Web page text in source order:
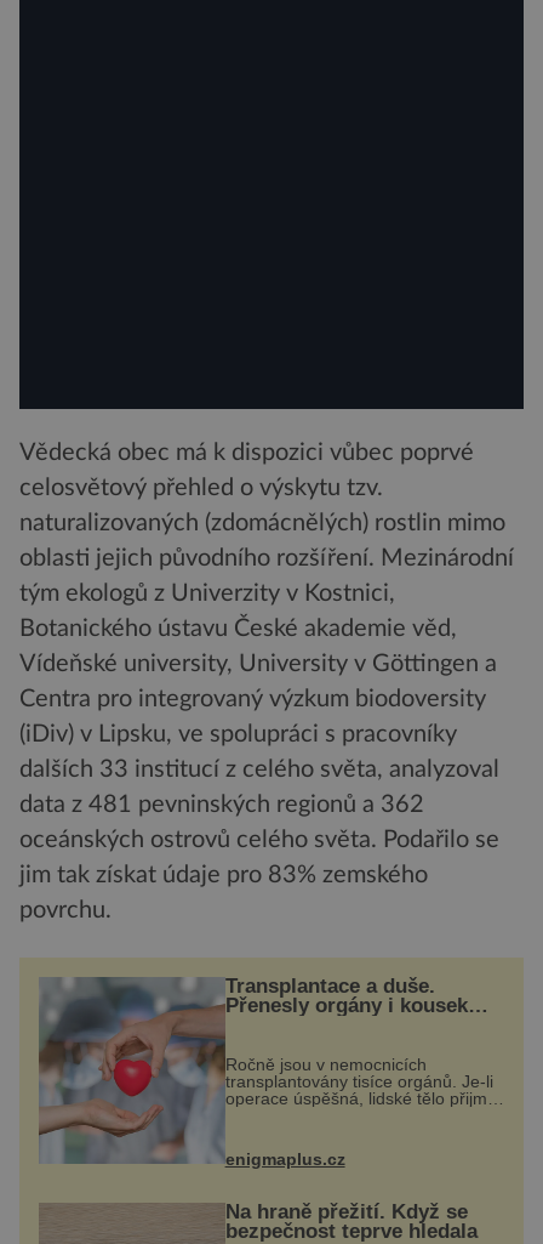
Vědecká obec má k dispozici vůbec poprvé
celosvětový přehled o výskytu tzv.
naturalizovaných (zdomácnělých) rostlin mimo
oblasti jejich původního rozšíření. Mezinárodní
tým ekologů z Univerzity v Kostnici,
Botanického ústavu České akademie věd,
Vídeňské university, University v Göttingen a
Centra pro integrovaný výzkum biodoversity
(iDiv) v Lipsku, ve spolupráci s pracovníky
dalších 33 institucí z celého světa, analyzoval
data z 481 pevninských regionů a 362
oceánských ostrovů celého světa. Podařilo se
jim tak získat údaje pro 83% zemského
povrchu.
Transplantace a duše.
Přenesly orgány i kousek
Ročně jsou v nemocnicích
transplantovány tisíce orgánů. Je-li
operace úspěšná, lidské tělo přijme
co když při transplantaci
nepřijímám...
enigmaplus.cz
Na hraně přežití. Když se
bezpečnost teprve hledala